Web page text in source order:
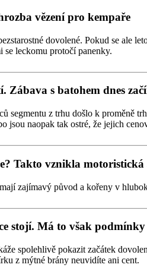
vězení pro kempaře
dovolené. Pokud se ale
leckomu protočí panenky.
Zábava s batohem dnes
segmentu z trhu došlo k proměně
jsou naopak tak ostré, že jejich
Takto vznikla
zajímavý původ a kořeny v
stojí. Má to však podmínky
spolehlivě pokazit začátek
z mýtné brány neuvidíte ani cent.